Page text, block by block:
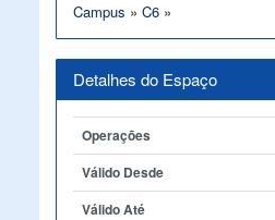
Campus » C6 »
Detalhes do Espaço
Operações
Válido Desde
Válido Até